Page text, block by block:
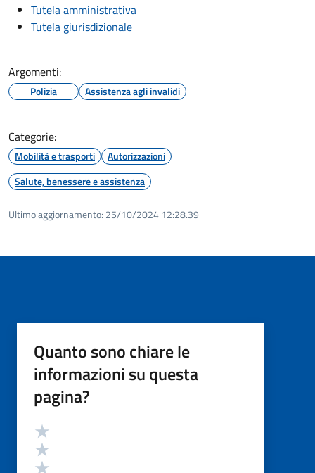
Tutela amministrativa
Tutela giurisdizionale
Argomenti:
Polizia Assistenza agli invalidi
Categorie:
Mobilità e trasporti
Autorizzazioni
Salute, benessere e assistenza
Ultimo aggiornamento: 25/10/2024 12:28.39
Quanto sono chiare le
informazioni su questa
pagina?
Valutazione